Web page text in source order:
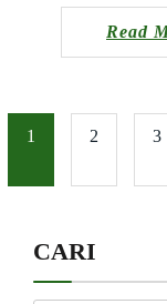
Read
1 2 3
CARI